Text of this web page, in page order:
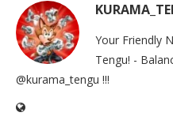
Your Friendly
Tengu! -
@kurama_tengu !!!